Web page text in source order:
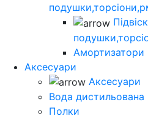
Амортизатори
Аксесуари
Аксесуари
Вода дистильована
Полки